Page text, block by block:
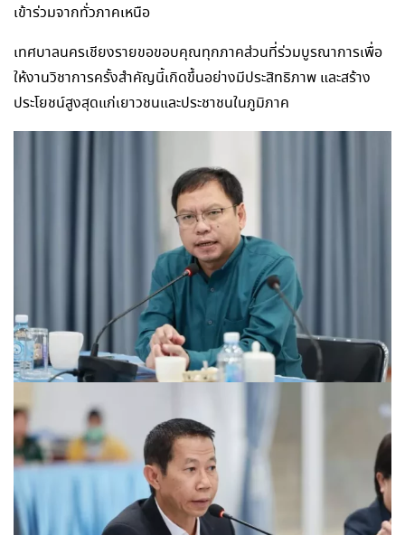
เข้าร่วมจากทั่วภาคเหนือ
เทศบาลนครเชียงรายขอขอบคุณทุกภาคส่วนที่ร่วมบูรณาการเพื่อ
ให้งานวิชาการครั้งสำคัญนี้เกิดขึ้นอย่างมีประสิทธิภาพ และสร้าง
ประโยชน์สูงสุดแก่เยาวชนและประชาชนในภูมิภาค